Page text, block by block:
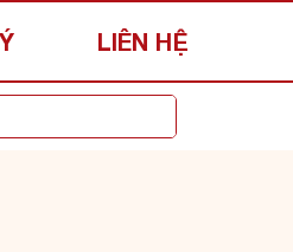
LIÊN HỆ